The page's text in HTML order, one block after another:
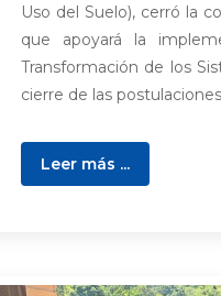
Uso del Suelo), cerró la
que apoyará la
Transformación de los
cierre de las
Leer más ...